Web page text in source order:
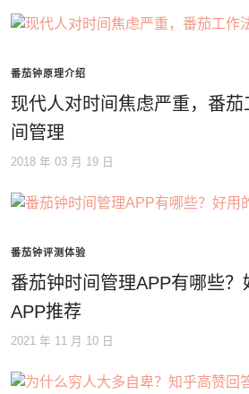
番茄钟原理介绍
现代人对时间焦虑严重，番
间管理
2018 年 03 月 19 日
番茄钟评测体验
番茄钟时间管理APP有哪些
APP推荐
2021 年 11 月 10 日